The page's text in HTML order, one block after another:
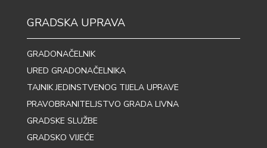
GRADSKA UPRAVA
GRADONAČELNIK
URED GRADONAČELNIKA
TAJNIK JEDINSTVENOG TIJELA UPRAVE
PRAVOBRANITELJSTVO GRADA LIVNA
GRADSKE SLUŽBE
GRADSKO VIJEĆE